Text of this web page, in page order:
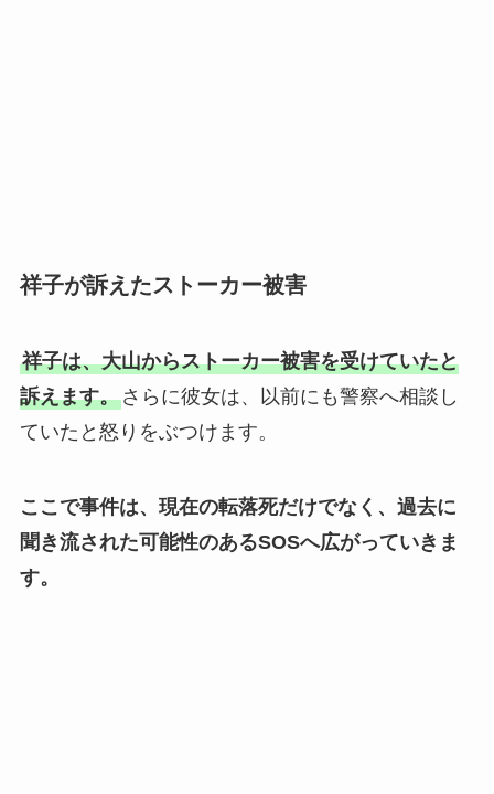
祥子が訴えたストーカー被害
祥子は、大山からストーカー被害を受けていたと
訴えます。さらに彼女は、以前にも警察へ相談し
ていたと怒りをぶつけます。
ここで事件は、現在の転落死だけでなく、過去に
聞き流された可能性のあるSOSへ広がっていきま
す。